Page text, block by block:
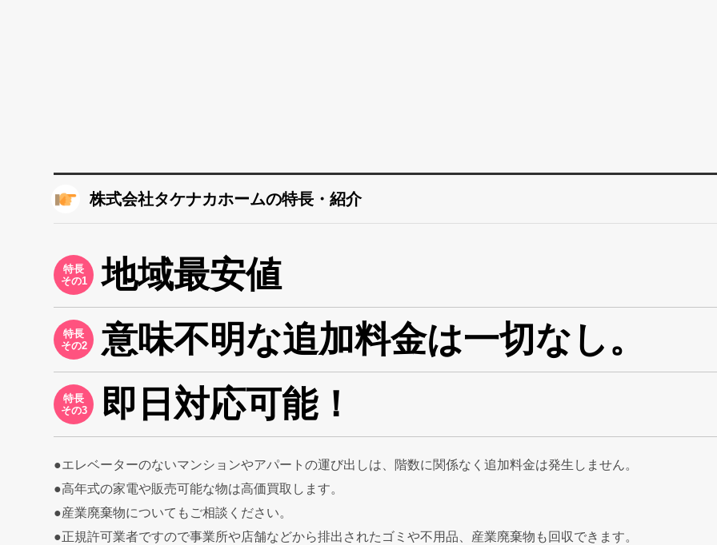
株式会社タケナカホームの特長・紹介
特長
その1
地域最安値
特長
その2
意味不明な追加料金は一切なし。
特長
その3
即日対応可能！
●エレベーターのないマンションやアパートの運び出しは、階数に関係なく追加料金は発生しません。
●高年式の家電や販売可能な物は高価買取します。
●産業廃棄物についてもご相談ください。
●正規許可業者ですので事業所や店舗などから排出されたゴミや不用品、産業廃棄物も回収できます。